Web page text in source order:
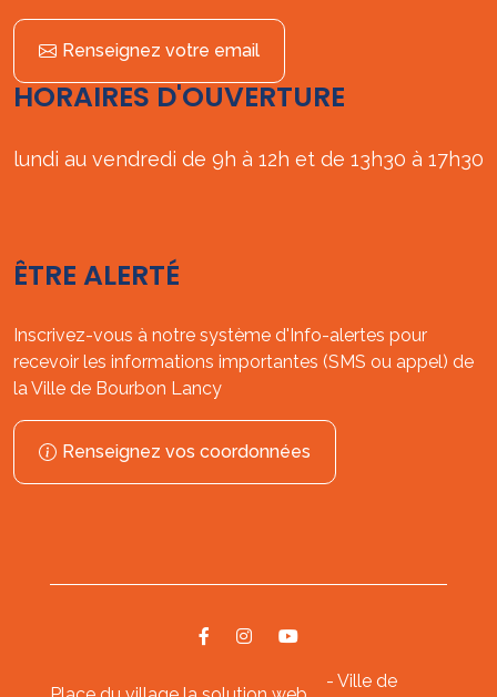
Renseignez votre email
HORAIRES D'OUVERTURE
lundi au vendredi de 9h à 12h et de 13h30 à 17h30
ÊTRE ALERTÉ
Inscrivez-vous à notre système d'Info-alertes pour
recevoir les informations importantes (SMS ou appel) de
la Ville de Bourbon Lancy
Renseignez vos coordonnées
- Ville de